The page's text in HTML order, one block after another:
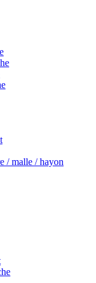
/ malle / hayon